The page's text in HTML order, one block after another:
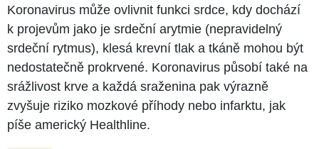
Koronavirus může ovlivnit funkci srdce, kdy dochází
k projevům jako je srdeční arytmie (nepravidelný
srdeční rytmus), klesá krevní tlak a tkáně mohou být
nedostatečně prokrvené. Koronavirus působí také na
srážlivost krve a každá sraženina pak výrazně
zvyšuje riziko mozkové příhody nebo infarktu, jak
píše americký Healthline.